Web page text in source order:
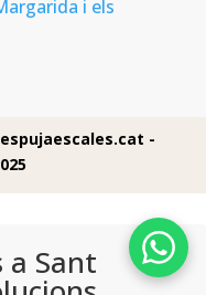
i els
-
a Sant